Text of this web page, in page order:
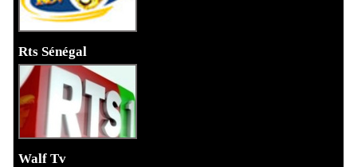
Rts Sénégal
Walf Tv